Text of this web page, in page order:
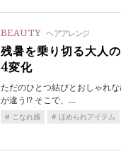
BEAUTY ヘアアレンジ
残暑を乗り切る大人
4変化
ただのひとつ結びとおしゃれ
が違う!? そこで、…
こなれ感 ほめられアイテム